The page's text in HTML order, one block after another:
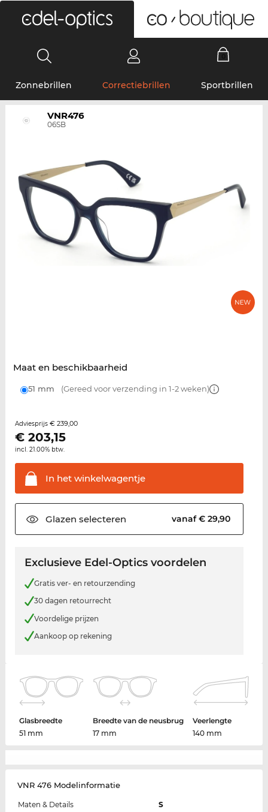
Zonnebrillen Correctiebrillen Sportbrillen
VNR476
06SB
Maat en beschikbaarheid
51 mm (Gereed voor verzending in 1-2 weken)
Adviesprijs € 239,00
€ 203,15
incl. 21.00% btw.
In hetwinkelwagentje
Glazen selecteren vanaf € 29,90
Exclusieve Edel-Optics voordelen
Gratis ver- en retourzending
30 dagen retourrecht
Voordelige prijzen
Aankoop op rekening
Glasbreedte
51 mm
Breedte van de neusbrug
17 mm
Veerlengte
140 mm
VNR 476 Modelinformatie
Maten & Details
S